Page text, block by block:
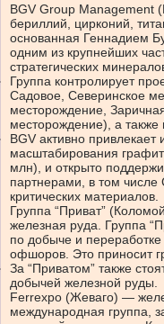
BGV Group Management
бериллий, цирконий,
основанная Геннадием
одним из крупнейших
стратегических
Группа контролирует
Садовое, Северинское
месторождение,
месторождение), а также
BGV активно привлекает
масштабирования
млн), и открыто
партнерами, в том
критических материалов.
Группа “Приват”
железная руда. Группа
по добыче и
офшоров. Это приносит
За “Приватом” также
добычей железной руды.
Ferrexpo (Жеваго) —
международная группа,